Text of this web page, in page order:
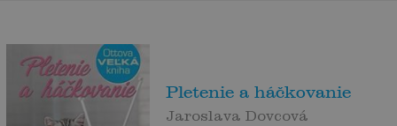
Pletenie a háčkovanie
Jaroslava Dovcová